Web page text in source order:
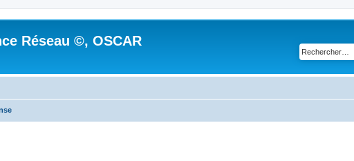
Réseau ©, OSCAR